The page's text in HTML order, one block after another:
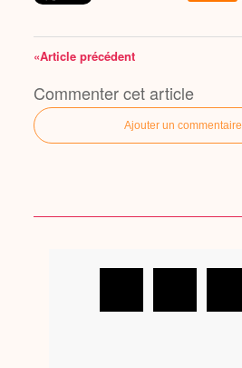
«Article précédent
Commenter cet article
Ajouter un commentaire